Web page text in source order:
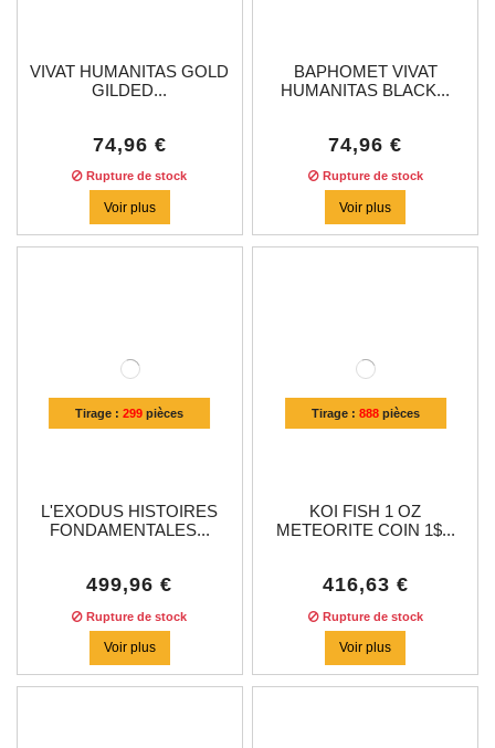
VIVAT HUMANITAS GOLD
GILDED...
74,96 €
Rupture de stock
Voir plus
BAPHOMET VIVAT
HUMANITAS BLACK...
74,96 €
Rupture de stock
Voir plus
Tirage :299 pièces
L'EXODUS HISTOIRES
FONDAMENTALES...
499,96 €
Rupture de stock
Voir plus
Tirage : 888pièces
KOI FISH 1 OZ
METEORITE COIN 1$...
416,63 €
Rupture de stock
Voir plus